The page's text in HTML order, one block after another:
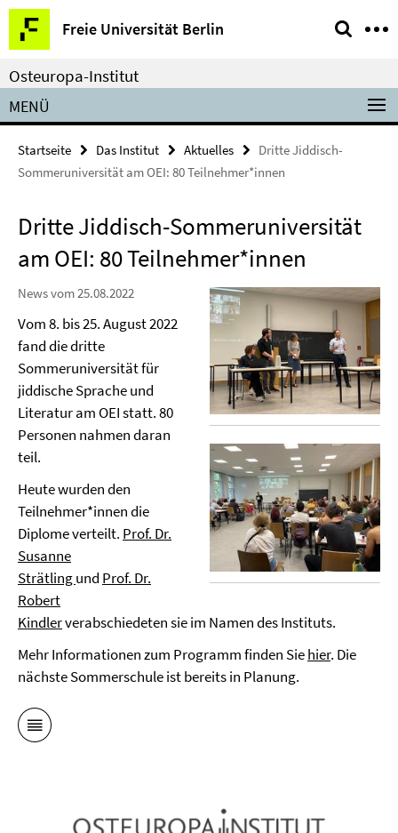
Springe
direkt
zu
Inhalt
Freie Universität Berlin
Service-
Navigation
Osteuropa-Institut
MENÜ
Startseite Das Institut Aktuelles
Dritte Jiddisch-
Sommeruniversität am OEI: 80 Teilnehmer*innen
Dritte Jiddisch-Sommeruniversität
am OEI: 80 Teilnehmer*innen
News vom 25.08.2022
Vom 8. bis 25. August 2022
fand die dritte
Sommeruniversität für
jiddische Sprache und
Literatur am OEI statt. 80
Personen nahmen daran
teil.
Heute wurden den
Teilnehmer*innen die
Diplome verteilt. Prof. Dr.
Susanne
Strätlingund Prof. Dr.
Robert
Kindlerverabschiedeten sie im Namen des Instituts.
Mehr Informationen zum Programm finden Siehier. Die
nächste Sommerschule ist bereits in Planung.